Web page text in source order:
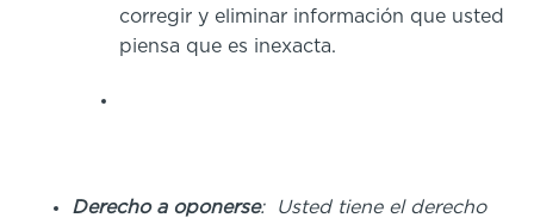
corregir y eliminar información que usted
piensa que es inexacta.
Derecho a oponerse: Usted tiene el derecho